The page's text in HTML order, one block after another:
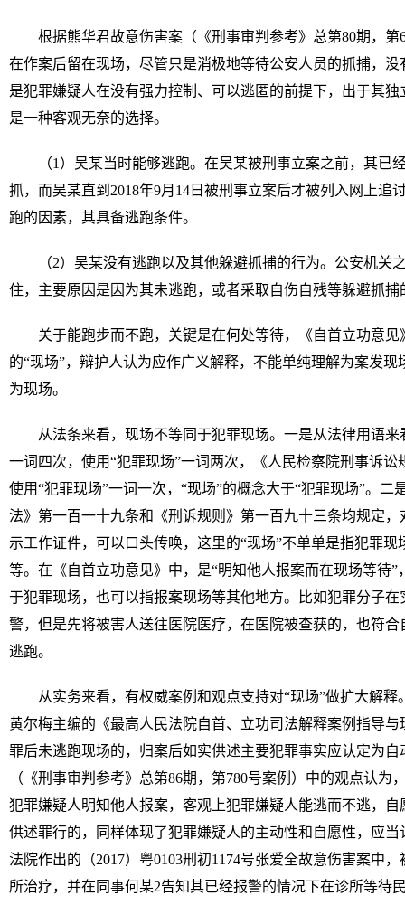
根据熊华君故意伤害案（《刑事审判参考》总第80期，
在作案后留在现场，尽管只是消极地等待公安人员的抓捕，
是犯罪嫌疑人在没有强力控制、可以逃匿的前提下，出于其
是一种客观无奈的选择。
（1）吴某当时能够逃跑。在吴某被刑事立案之前，其已
抓，而吴某直到2018年9月14日被刑事立案后才被列入网上追
跑的因素，其具备逃跑条件。
（2）吴某没有逃跑以及其他躲避抓捕的行为。公安机关
住，主要原因是因为其未逃跑，或者采取自伤自残等躲避抓捕
关于能跑步而不跑，关键是在何处等待，《自首立功意
的“现场”，辩护人认为应作广义解释，不能单纯理解为案发
为现场。
从法条来看，现场不等同于犯罪现场。一是从法律用语
一词四次，使用“犯罪现场”一词两次，《人民检察院刑事诉讼
使用“犯罪现场”一词一次，“现场”的概念大于“犯罪现场”。
法》第一百一十九条和《刑诉规则》第一百九十三条均规定
示工作证件，可以口头传唤，这里的“现场”不单单是指犯罪
等。在《自首立功意见》中，是“明知他人报案而在现场等待
于犯罪现场，也可以指报案现场等其他地方。比如犯罪分子
警，但是先将被害人送往医院医疗，在医院被查获的，也符
逃跑。
从实务来看，有权威案例和观点支持对“现场”做扩大解
黄尔梅主编的《最高人民法院自首、立功司法解释案例指导
罪后未逃跑现场的，归案后如实供述主要犯罪事实应认定为
（《刑事审判参考》总第86期，第780号案例）中的观点认为
犯罪嫌疑人明知他人报案，客观上犯罪嫌疑人能逃而不逃，
供述罪行的，同样体现了犯罪嫌疑人的主动性和自愿性，应
法院作出的（2017）粤0103刑初1174号张爱全故意伤害案中
所治疗，并在同事何某2告知其已经报警的情况下在诊所等待